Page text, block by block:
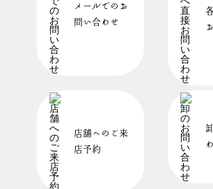
メールでのお
問い合わせ
店舗へのご来
店予約